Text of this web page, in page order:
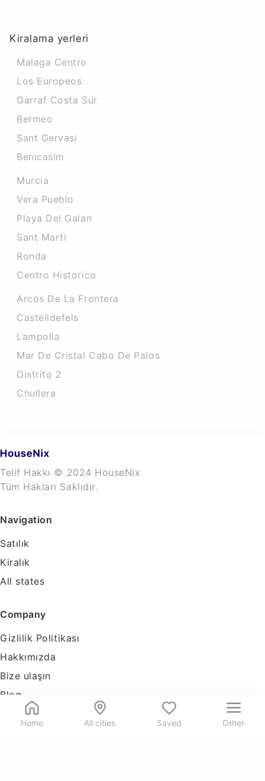
Home All cities Saved Other
Kiralama yerleri
Malaga Centro
Los Europeos
Garraf Costa Sur
Bermeo
Sant Gervasi
Benicasim
Murcia
Vera Pueblo
Playa Del Galan
Sant Marti
Ronda
Centro Historico
Arcos De La Frontera
Castelldefels
Lampolla
Mar De Cristal Cabo De Palos
Distrito 2
Chullera
Telif Hakkı © 2024 HouseNix
Tüm Hakları Saklıdır.
Navigation
Satılık
Kiralık
All states
Company
Gizlilik Politikası
Hakkımızda
Bize ulaşın
Blog
Tools